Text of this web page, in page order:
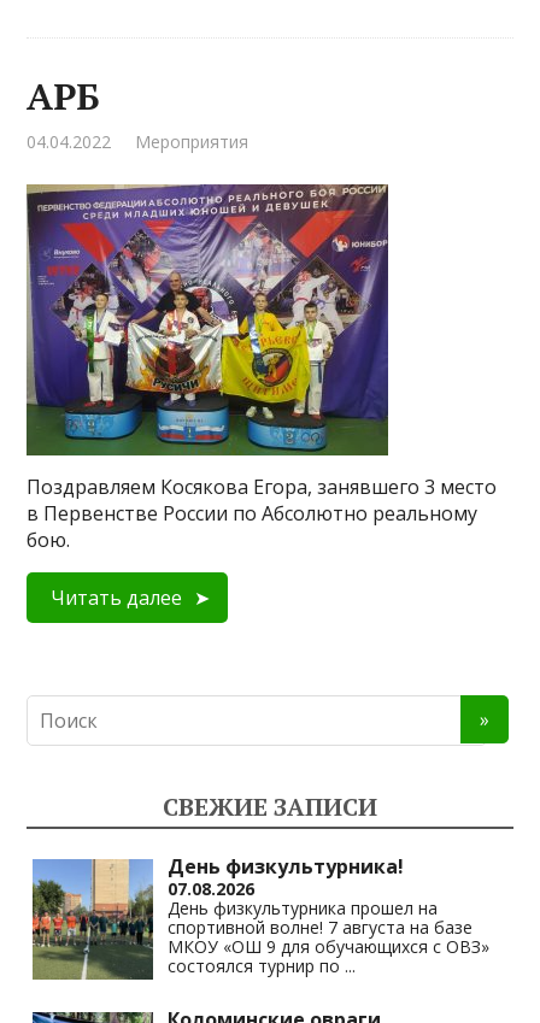
АРБ
04.04.2022 Мероприятия
Поздравляем Косякова Егора, занявшего 3 место
в Первенстве России по Абсолютно реальному
бою.
Читать далее
СВЕЖИЕ ЗАПИСИ
День физкультурника!
07.08.2026
День физкультурника прошел на
спортивной волне! 7 августа на базе
МКОУ «ОШ 9 для обучающихся с ОВЗ»
состоялся турнир по ...